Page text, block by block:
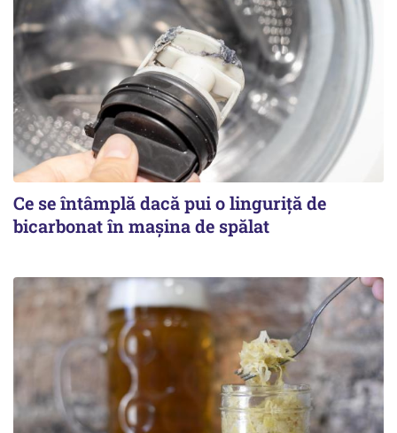
Ce se întâmplă dacă pui o linguriță de
bicarbonat în mașina de spălat